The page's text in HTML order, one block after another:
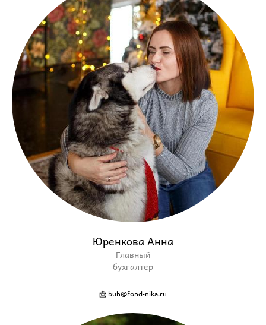
Юренкова Анна
Главный
бухгалтер
📩 buh@fond-nika.ru